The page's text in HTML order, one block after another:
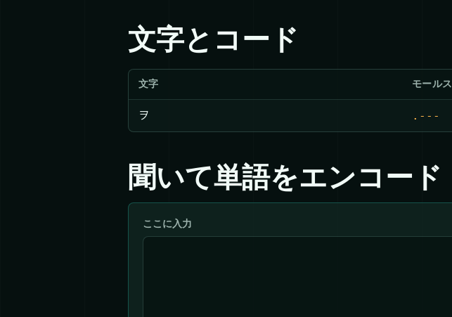
文字とコード
文字 モールス
ヲ .---
聞いて単語をエンコード
ここに入力